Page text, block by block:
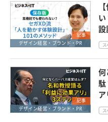
記事
デザイン経営・ブランド・PR
設
記事
デザイン経営・ブランド・PR